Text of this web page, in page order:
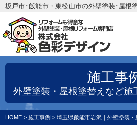
坂戸市･飯能市・東松山市の外壁塗装･屋根
施工事
外壁塗装・屋根塗替えなど施
HOME > 施工事例 > 埼玉県飯能市岩沢｜外壁塗装・屋根棟積